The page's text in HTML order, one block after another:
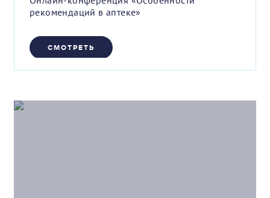
рекомендаций в аптеке»
СМОТРЕТЬ